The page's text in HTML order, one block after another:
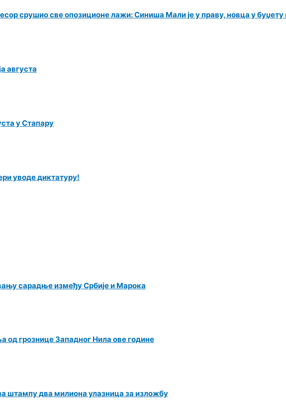
срушио све опозиционе лажи: Синиша Мали је у праву, новца у
августа
у Стапару
уводе диктатуру!
сарадње између Србије и Марока
од грознице Западног Нила ове године
штампу два милиона улазница за изложбу